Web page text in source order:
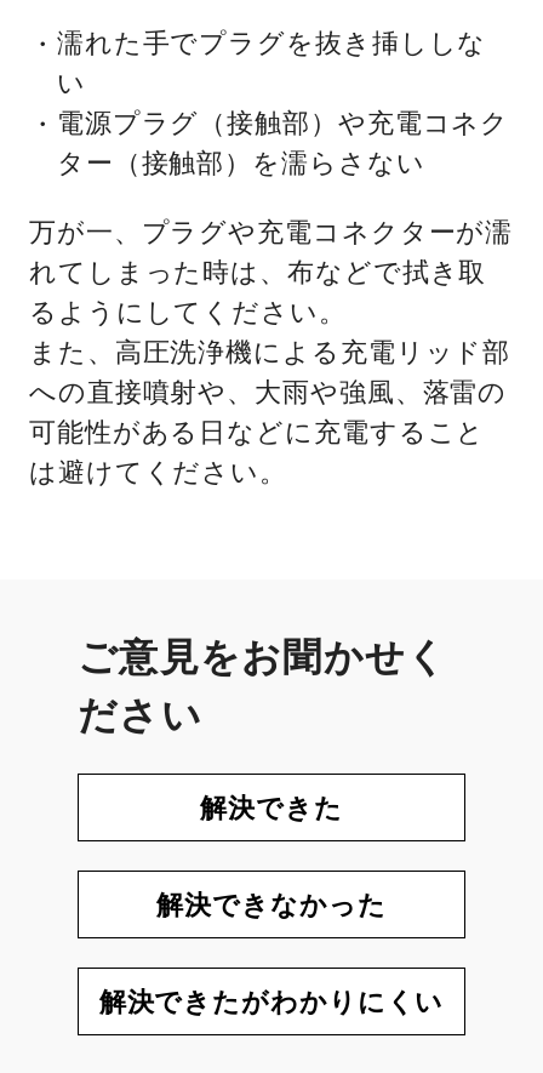
濡れた手でプラグを抜き挿ししな
い
電源プラグ（接触部）や充電コネク
ター（接触部）を濡らさない
万が一、プラグや充電コネクターが濡
れてしまった時は、布などで拭き取
るようにしてください。
また、高圧洗浄機による充電リッド部
への直接噴射や、大雨や強風、落雷の
可能性がある日などに充電すること
は避けてください。
ご意見をお聞かせく
ださい
解決できた
解決できなかった
解決できたがわかりにくい